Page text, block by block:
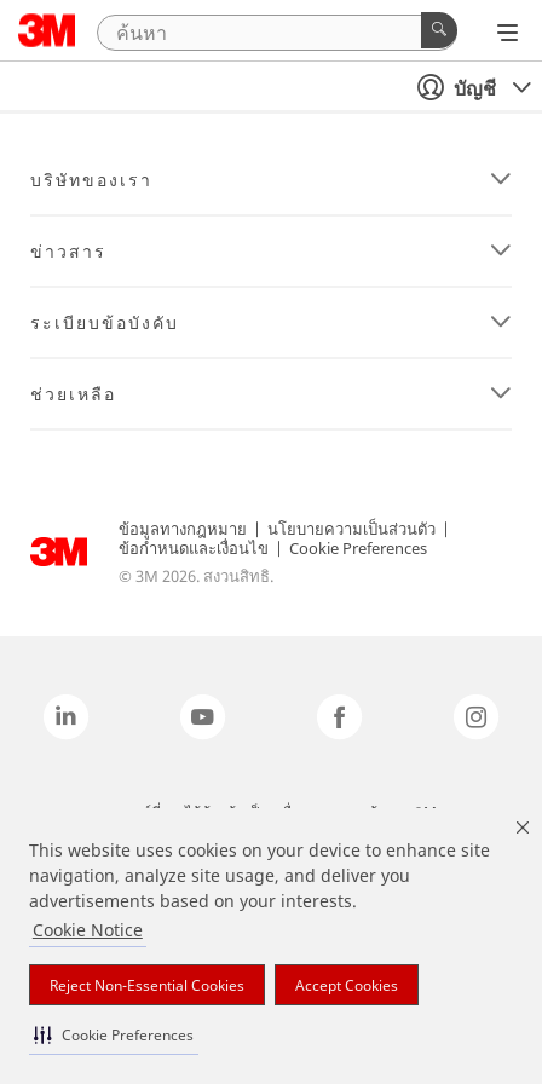
This website uses cookies on your device to enhance site
navigation, analyze site usage, and deliver you
advertisements based on your interests.
Cookie Notice
Reject Non-Essential Cookies Accept Cookies
Cookie Preferences
บัญชี
บริษัทของเรา
ข่าวสาร
ระเบียบข้อบังคับ
ช่วยเหลือ
ข้อมูลทางกฎหมาย | นโยบายความเป็นส่วนตัว |
ข้อกำหนดและเงื่อนไข | Cookie Preferences
© 3M 2026. สงวนสิทธิ.
แบรนด์ที่ระบุไว้ข้างต้นเป็นเครื่องหมายการค้าของ 3M